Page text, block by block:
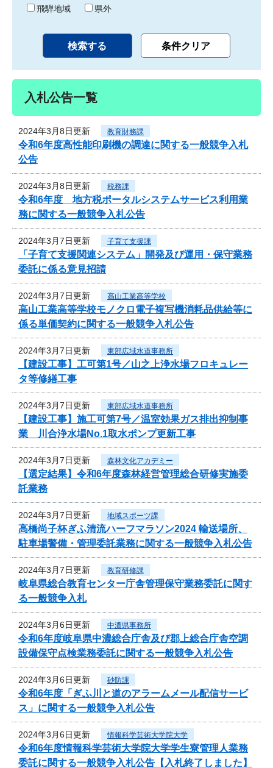
飛騨地域
県外
入札公告一覧
2024年3月8日更新 教育財務課
令和6年度高性能印刷機の調達に関する一般競争入札
公告
2024年3月8日更新 税務課
令和6年度 地方税ポータルシステムサービス利用業
務に関する一般競争入札公告
2024年3月7日更新 子育て支援課
「子育て支援関連システム」開発及び運用・保守業務
委託に係る意見招請
2024年3月7日更新 高山工業高等学校
高山工業高等学校モノクロ電子複写機消耗品供給等に
係る単価契約に関する一般競争入札公告
2024年3月7日更新 東部広域水道事務所
【建設工事】工可第1号／山之上浄水場フロキュレー
タ等修繕工事
2024年3月7日更新 東部広域水道事務所
【建設工事】施工可第7号／温室効果ガス排出抑制事
業 川合浄水場No.1取水ポンプ更新工事
2024年3月7日更新 森林文化アカデミー
【選定結果】令和6年度森林経営管理総合研修実施委
託業務
2024年3月7日更新 地域スポーツ課
高橋尚子杯ぎふ清流ハーフマラソン2024 輸送場所、
駐車場警備・管理委託業務に関する一般競争入札公告
2024年3月7日更新 教育研修課
岐阜県総合教育センター庁舎管理保守業務委託に関す
る一般競争入札
2024年3月6日更新 中濃県事務所
令和6年度岐阜県中濃総合庁舎及び郡上総合庁舎空調
設備保守点検業務委託に関する一般競争入札公告
2024年3月6日更新 砂防課
令和6年度「ぎふ川と道のアラームメール配信サービ
ス」に関する一般競争入札公告
2024年3月6日更新 情報科学芸術大学院大学
令和6年度情報科学芸術大学院大学学生寮管理人業務
委託に関する一般競争入札公告【入札終了しました】